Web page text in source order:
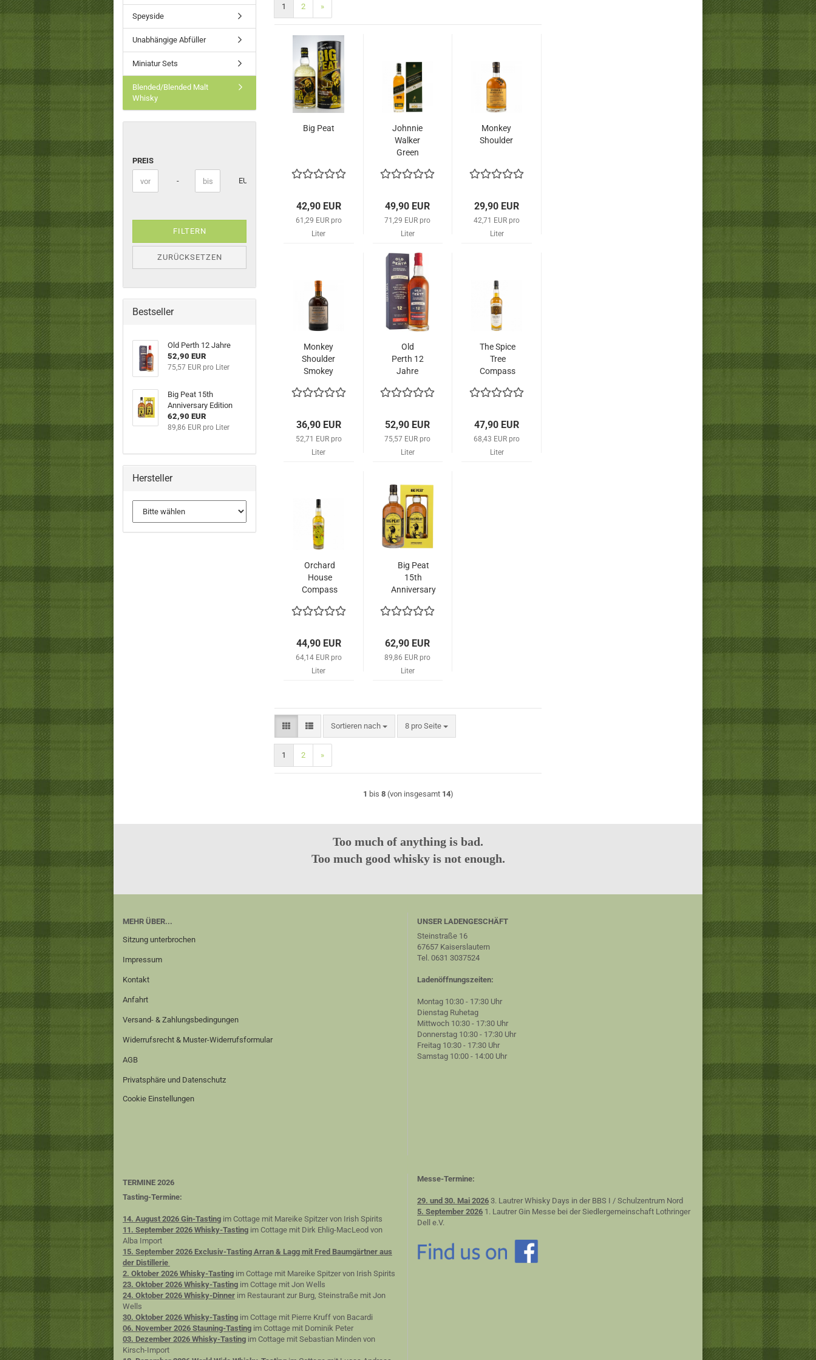
1 2 »
Big Peat
42,90 EUR
61,29 EUR pro
Liter
Johnnie
Walker
Green
Jahre
49,90 EUR
71,29 EUR pro
Liter
Monkey
Shoulder
29,90 EUR
42,71 EUR pro
Liter
Monkey
Shoulder
Smokey
36,90 EUR
52,71 EUR pro
Liter
Old
Perth 12
Jahre
52,90 EUR
75,57 EUR pro
Liter
The Spice
Tree
Compass
47,90 EUR
68,43 EUR pro
Liter
Orchard
House
Compass
44,90 EUR
64,14 EUR pro
Liter
Big Peat
15th
Anniversary
62,90 EUR
89,86 EUR pro
Liter
Sortieren nach
Sortieren nach 8 pro Seite
pro Seite
1 2 »
1 bis 8(von insgesamt 14)
Speyside
Unabhängige Abfüller
Miniatur Sets
Blended/Blended Malt
Whisky
PREIS
Preis bis - EUR
FILTERN
ZURÜCKSETZEN
Bestseller
Old Perth 12 Jahre
52,90 EUR
75,57 EUR pro Liter
Big Peat 15th
Anniversary Edition
62,90 EUR
89,86 EUR pro Liter
Hersteller
Too much of anything is bad.
Too much good whisky is not enough.
MEHR ÜBER...
Sitzung unterbrochen
Impressum
Kontakt
Anfahrt
Versand- & Zahlungsbedingungen
Widerrufsrecht & Muster-Widerrufsformular
AGB
Privatsphäre und Datenschutz
Cookie Einstellungen
UNSER LADENGESCHÄFT
Steinstraße 16
67657 Kaiserslautern
Tel. 0631 3037524
Ladenöffnungszeiten:
Montag 10:30 - 17:30 Uhr
Dienstag Ruhetag
Mittwoch 10:30 - 17:30 Uhr
Donnerstag 10:30 - 17:30 Uhr
Freitag 10:30 - 17:30 Uhr
Samstag 10:00 - 14:00 Uhr
TERMINE 2026
Tasting-Termine:
14. August 2026 Gin-Tasting im Cottage mit Mareike Spitzer von Irish Spirits
11. September 2026 Whisky-Tasting im Cottage mit Dirk Ehlig-MacLeod von
Alba Import
15. September 2026 Exclusiv-Tasting Arran & Lagg mit Fred Baumgärtner aus
der Distillerie
2. Oktober 2026 Whisky-Tasting im Cottage mit Mareike Spitzer von Irish Spirits
23. Oktober 2026 Whisky-Tasting im Cottage mit Jon Wells
24. Oktober 2026 Whisky-Dinner im Restaurant zur Burg, Steinstraße mit Jon
Wells
30. Oktober 2026 Whisky-Tasting im Cottage mit Pierre Kruff von Bacardi
06. November 2026 Stauning-Tasting im Cottage mit Dominik Peter
03. Dezember 2026 Whisky-Tasting im Cottage mit Sebastian Minden von
Kirsch-Import
Messe-Termine:
29. und 30. Mai 2026 3. Lautrer Whisky Days in der BBS I / Schulzentrum Nord
5. September 2026 1. Lautrer Gin Messe bei der Siedlergemeinschaft Lothringer
Dell e.V.